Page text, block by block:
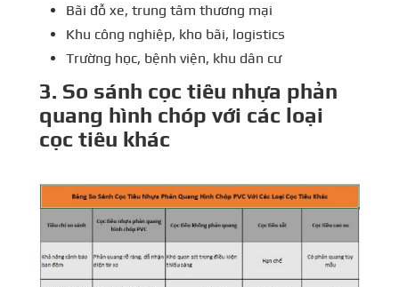
Bãi đỗ xe, trung tâm thương mại
Khu công nghiệp, kho bãi, logistics
Trường học, bệnh viện, khu dân cư
3. So sánh cọc tiêu nhựa phản
quang hình chóp với các loại
cọc tiêu khác